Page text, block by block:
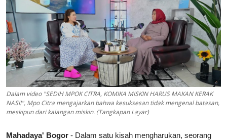
Dalam video "SEDIH MPOK CITRA, KOMIKA MISKIN HARUS MAKAN KERAK
NASI!", Mpo Citra mengajarkan bahwa kesuksesan tidak mengenal batasan,
meskipun dari kalangan miskin. (Tangkapan Layar)
Mahadaya' Bogor - Dalam satu kisah mengharukan, seorang